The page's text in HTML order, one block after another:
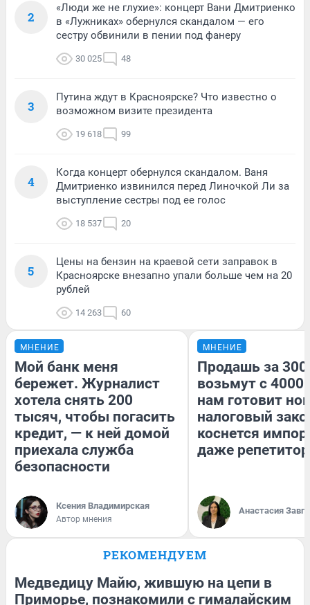
2
«Люди же не глухие»: концерт Вани Дмитриенко
в «Лужниках» обернулся скандалом — его
сестру обвинили в пении под фанеру
30 025 48
3
Путина ждут в Красноярске? Что известно о
возможном визите президента
19 618 99
4
Когда концерт обернулся скандалом. Ваня
Дмитриенко извинился перед Линочкой Ли за
выступление сестры под ее голос
18 537 20
5
Цены на бензин на краевой сети заправок в
Красноярске внезапно упали больше чем на 20
рублей
14 263 60
МНЕНИЕ
Мой банк меня
бережет. Журналист
хотела снять 200
тысяч, чтобы погасить
кредит, — к ней домой
приехала служба
безопасности
Ксения Владимирская
Автор мнения
МНЕНИЕ
Продашь за
возьмут с
нам готовит
налоговый
коснется
даже
Анастасия
РЕКОМЕНДУЕМ
Медведицу Майю, жившую на цепи в
Приморье, познакомили с гималайским